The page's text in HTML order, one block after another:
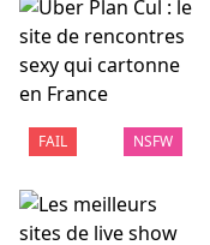
FAIL NSFW